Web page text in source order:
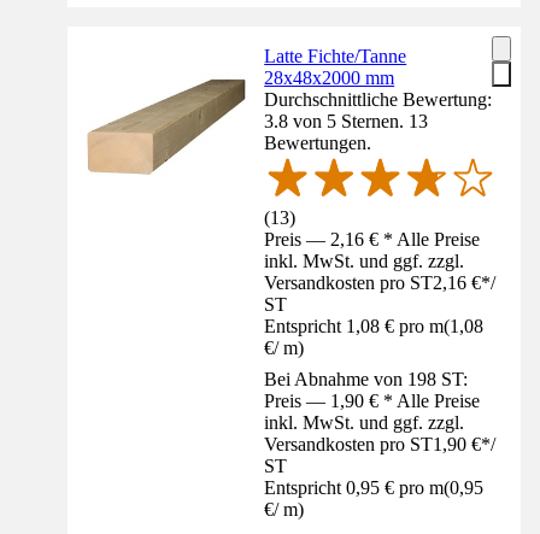
Latte Fichte/Tanne
28x48x2000 mm
Durchschnittliche Bewertung:
3.8 von 5 Sternen. 13
Bewertungen.
(13)
Preis — 2,16 € * Alle Preise
inkl. MwSt. und ggf. zzgl.
Versandkosten pro ST2,16 €*/
ST
Entspricht 1,08 € pro m(1,08
€/ m)
Bei Abnahme von 198 ST:
Preis — 1,90 € * Alle Preise
inkl. MwSt. und ggf. zzgl.
Versandkosten pro ST1,90 €*/
ST
Entspricht 0,95 € pro m(0,95
€/ m)